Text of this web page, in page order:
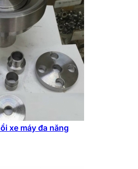
xe máy đa năng